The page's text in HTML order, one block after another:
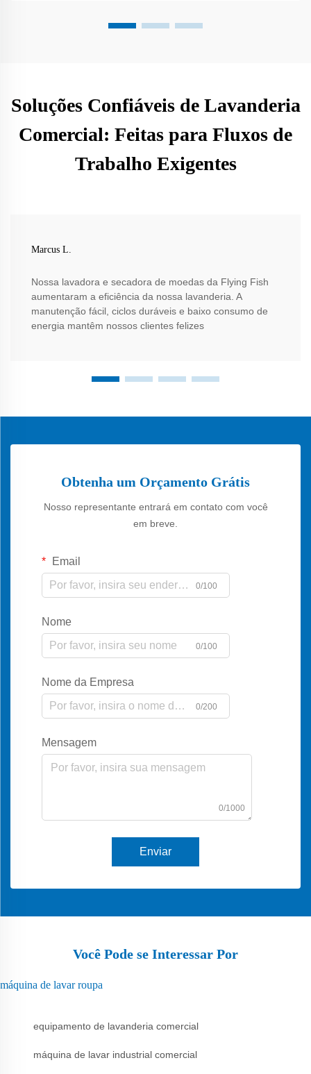
Soluções Confiáveis de Lavanderia
Comercial: Feitas para Fluxos de
Trabalho Exigentes
Marcus L.
Nossa lavadora e secadora de moedas da Flying Fish
aumentaram a eficiência da nossa lavanderia. A
manutenção fácil, ciclos duráveis e baixo consumo de
energia mantêm nossos clientes felizes
Obtenha um Orçamento Grátis
Nosso representante entrará em contato com você
em breve.
Email
0/100
Nome
0/100
Nome da Empresa
0/200
Mensagem
0/1000
Enviar
Você Pode se Interessar Por
máquina de lavar roupa
equipamento de lavanderia comercial
máquina de lavar industrial comercial